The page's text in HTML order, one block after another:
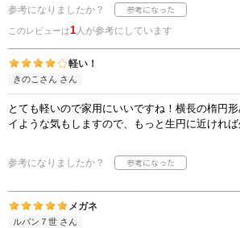
参考になりましたか？
このレビューは1人が参考にしています
軽い！
きのこさん さん
とても軽いので家用にいいですね！横長の楕円
イような気もしますので、もっと生円に近ければ
参考になりましたか？
メガネ
ルパン７世 さん